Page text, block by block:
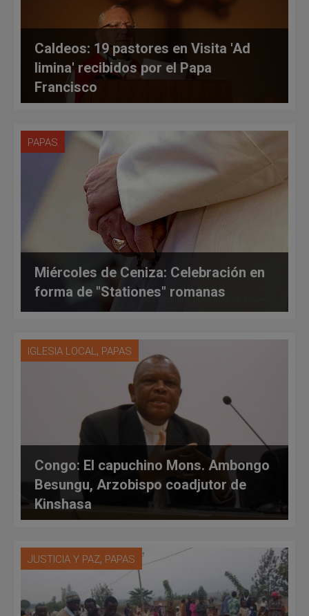
Caldeos: 19 pastores en Visita 'Ad
limina' recibidos por el Papa
Francisco
PAPAS
Miércoles de Ceniza: Celebración en
forma de "Stationes" romanas
IGLESIA LOCAL, PAPAS
Congo: El capuchino Mons. Ambongo
Besungu, Arzobispo coadjutor de
Kinshasa
JUSTICIA Y PAZ, PAPAS